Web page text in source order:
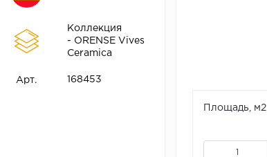
Коллекция
- ORENSE Vives
Ceramica
Арт. 168453
Площадь, м2